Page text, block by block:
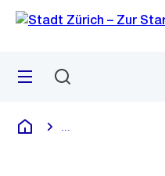
Navigation
Sprunglink
Menü
Deutsch